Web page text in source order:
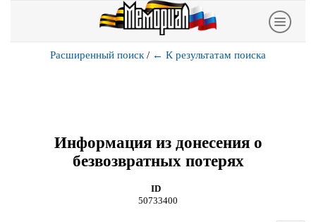
Расширенный поиск / ← К результатам поиска
Информация из донесения о
безвозвратных потерях
ID
50733400